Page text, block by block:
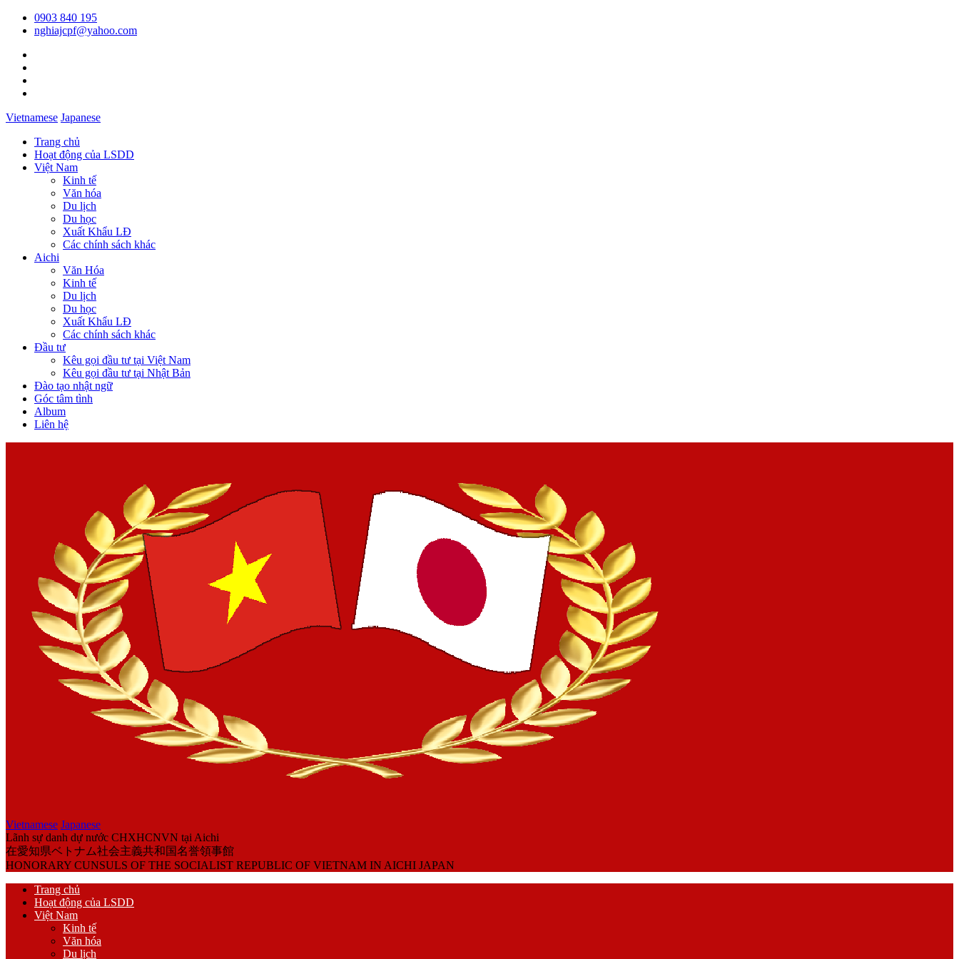
0903 840 195
nghiajcpf@yahoo.com
Vietnamese Japanese
Trang chủ
Hoạt động của LSDD
Việt Nam
Kinh tế
Văn hóa
Du lịch
Du học
Xuất Khẩu LĐ
Các chính sách khác
Aichi
Văn Hóa
Kinh tế
Du lịch
Du học
Xuất Khẩu LĐ
Các chính sách khác
Đầu tư
Kêu gọi đầu tư tại Việt Nam
Kêu gọi đầu tư tại Nhật Bản
Đào tạo nhật ngữ
Góc tâm tình
Album
Liên hệ
Vietnamese Japanese
Lãnh sự danh dự nước CHXHCNVN tại Aichi
在愛知県ベトナム社会主義共和国名誉領事館
HONORARY CUNSULS OF THE SOCIALIST REPUBLIC OF VIETNAM IN AICHI JAPAN
Trang chủ
Hoạt động của LSDD
Việt Nam
Kinh tế
Văn hóa
Du lịch